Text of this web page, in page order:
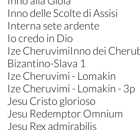
Inno delle Scolte di Assisi
Interna sete ardente
Io credo in Dio
Ize CheruvimiInno dei
Bizantino-Slava 1
Ize Cheruvimi - Lomakin
Ize Cheruvimi - Lomakin - 3p
Jesu Cristo glorioso
Jesu Redemptor Omnium
Jesu Rex admirabilis